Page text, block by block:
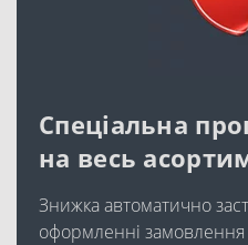
Спеціальна
на весь
Знижка автоматично
оформленні замовлення